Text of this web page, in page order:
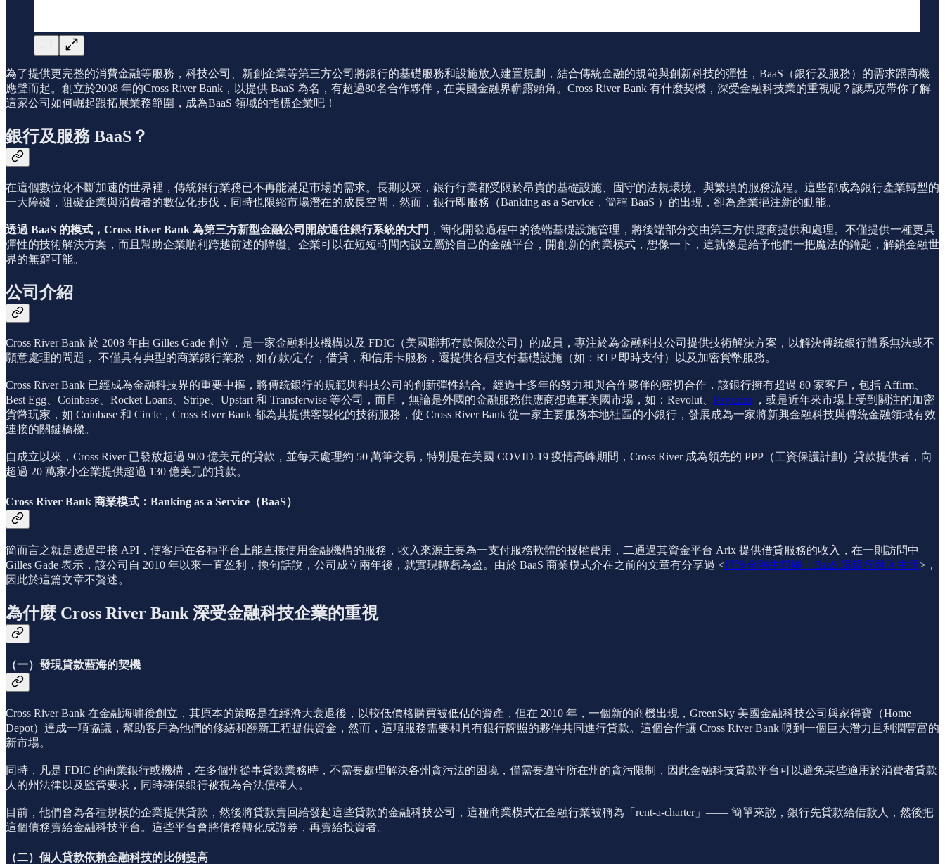
為了提供更完整的消費金融等服務，科技公司、新創企業等第三方公司將銀行的基礎服務和設施放入建置規劃，結合傳統金融的規範與創新科技的彈性，BaaS（銀行及服務）的需求跟商機
應聲而起。創立於2008 年的Cross River Bank，以提供 BaaS 為名，有超過80名合作夥伴，在美國金融界嶄露頭角。Cross River Bank 有什麼契機，深受金融科技業的重視呢？讓馬克帶你了解
這家公司如何崛起跟拓展業務範圍，成為BaaS 領域的指標企業吧！
銀行及服務 BaaS？
在這個數位化不斷加速的世界裡，傳統銀行業務已不再能滿足市場的需求。長期以來，銀行行業都受限於昂貴的基礎設施、固守的法規環境、與繁瑣的服務流程。這些都成為銀行產業轉型的
一大障礙，阻礙企業與消費者的數位化步伐，同時也限縮市場潛在的成長空間，然而，銀行即服務（Banking as a Service，簡稱 BaaS ）的出現，卻為產業挹注新的動能。
透過 BaaS 的模式，Cross River Bank 為第三方新型金融公司開啟通往銀行系統的大門 ，簡化開發過程中的後端基礎設施管理，將後端部分交由第三方供應商提供和處理。不僅提供一種更具
彈性的技術解決方案，而且幫助企業順利跨越前述的障礙。企業可以在短短時間內設立屬於自己的金融平台，開創新的商業模式，想像一下，這就像是給予他們一把魔法的鑰匙，解鎖金融世
界的無窮可能。
公司介紹
Cross River Bank 於 2008 年由 Gilles Gade 創立，是一家金融科技機構以及 FDIC（美國聯邦存款保險公司）的成員，專注於為金融科技公司提供技術解決方案，以解決傳統銀行體系無法或不
願意處理的問題， 不僅具有典型的商業銀行業務，如存款/定存，借貸，和信用卡服務，還提供各種支付基礎設施（如：RTP 即時支付）以及加密貨幣服務。
Cross River Bank 已經成為金融科技界的重要中樞，將傳統銀行的規範與科技公司的創新彈性結合。經過十多年的努力和與合作夥伴的密切合作，該銀行擁有超過 80 家客戶，包括 Affirm、
Best Egg、Coinbase、Rocket Loans、Stripe、Upstart 和 Transferwise 等公司，而且，無論是外國的金融服務供應商想進軍美國市場，如：Revolut、 Pay.com ，或是近年來市場上受到關注的加密
貨幣玩家，如 Coinbase 和 Circle，Cross River Bank 都為其提供客製化的技術服務，使 Cross River Bank 從一家主要服務本地社區的小銀行，發展成為一家將新興金融科技與傳統金融領域有效
連接的關鍵橋樑。
自成立以來，Cross River 已發放超過 900 億美元的貸款，並每天處理約 50 萬筆交易，特別是在美國 COVID-19 疫情高峰期間，Cross River 成為領先的 PPP（工資保護計劃）貸款提供者，向
超過 20 萬家小企業提供超過 130 億美元的貸款。
Cross River Bank 商業模式：Banking as a Service（BaaS）
簡而言之就是透過串接 API，使客戶在各種平台上能直接使用金融機構的服務，收入來源主要為一支付服務軟體的授權費用，二通過其資金平台 Arix 提供借貸服務的收入，在一則訪問中
Gilles Gade 表示，該公司自 2010 年以來一直盈利，換句話說，公司成立兩年後，就實現轉虧為盈。由於 BaaS 商業模式介在之前的文章有分享過 <打造金融生態圈：BaaS 讓銀行融入生活>，
因此於這篇文章不贅述。
為什麼Cross River Bank 深受金融科技企業的重視
（一）發現貸款藍海的契機
Cross River Bank 在金融海嘯後創立，其原本的策略是在經濟大衰退後，以較低價格購買被低估的資產，但在 2010 年，一個新的商機出現，GreenSky 美國金融科技公司與家得寶（Home
Depot）達成一項協議，幫助客戶為他們的修繕和翻新工程提供資金，然而，這項服務需要和具有銀行牌照的夥伴共同進行貸款。這個合作讓 Cross River Bank 嗅到一個巨大潛力且利潤豐富的
新市場。
同時，凡是 FDIC 的商業銀行或機構，在多個州從事貸款業務時，不需要處理解決各州貪污法的困境，僅需要遵守所在州的貪污限制，因此金融科技貸款平台可以避免某些適用於消費者貸款
人的州法律以及監管要求，同時確保銀行被視為合法債權人。
目前，他們會為各種規模的企業提供貸款，然後將貸款賣回給發起這些貸款的金融科技公司，這種商業模式在金融行業被稱為「rent-a-charter」—— 簡單來說，銀行先貸款給借款人，然後把
這個債務賣給金融科技平台。這些平台會將債務轉化成證券，再賣給投資者。
（二）個人貸款依賴金融科技的比例提高